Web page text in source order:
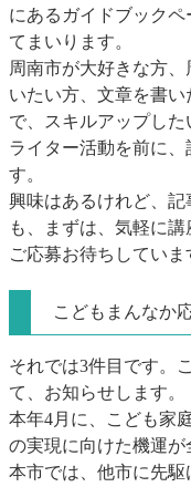
にあるガイドブック
てまいります。
周南市が大好きな方
いたい方、文章を書
で、スキルアップした
ライター活動を前に
す。
興味はあるけれど、
も、まずは、気軽に
ご応募お待ちしていま
こどもまんなか
それでは3件目です。
て、お知らせします。
本年4月に、こども家
の実現に向けた機運が
本市では、他市に先